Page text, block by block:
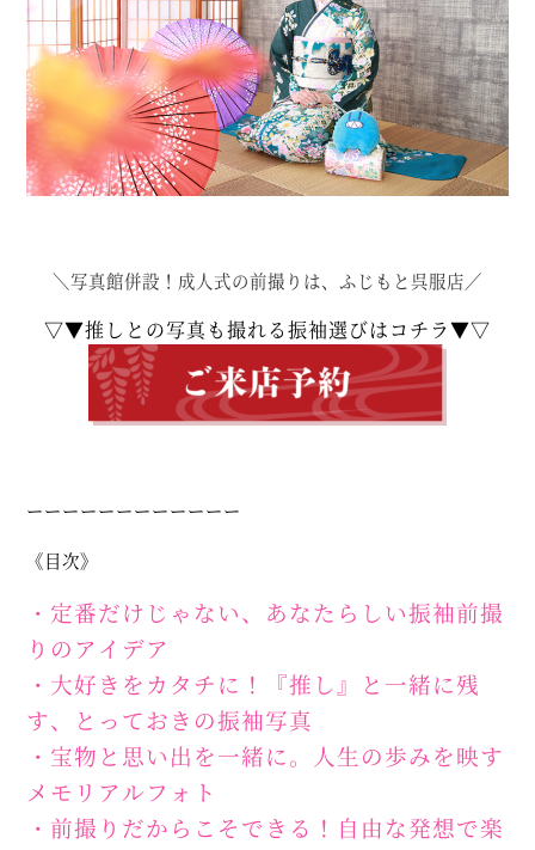
＼写真館併設！成人式の前撮りは、ふじもと呉服店／
▽▼推しとの写真も撮れる振袖選びはコチラ▼▽
ーーーーーーーーーーーー
《目次》
・定番だけじゃない、あなたらしい振袖前撮
りのアイデア
・大好きをカタチに！『推し』と一緒に残
す、とっておきの振袖写真
・宝物と思い出を一緒に。人生の歩みを映す
メモリアルフォト
・前撮りだからこそできる！自由な発想で楽